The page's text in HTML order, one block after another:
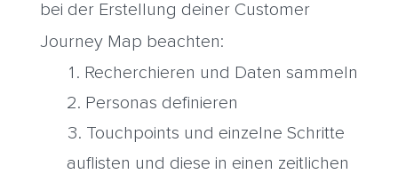
bei der Erstellung deiner Customer
Journey Map beachten:
Recherchieren und Daten sammeln
Personas definieren
Touchpoints und einzelne Schritte
auflisten und diese in einen zeitlichen